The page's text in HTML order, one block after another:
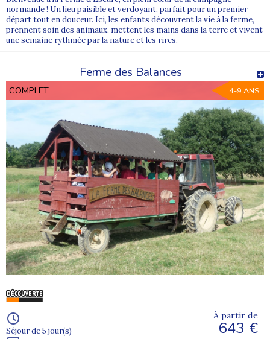
normande ! Un lieu paisible et verdoyant, parfait pour un premier
départ tout en douceur. Ici, les enfants découvrent la vie à la ferme,
prennent soin des animaux, mettent les mains dans la terre et vivent
une semaine rythmée par la nature et les rires.
Ferme des Balances
COMPLET 4-9 ANS
Séjour de 5 jour(s)
À partir de
643 €